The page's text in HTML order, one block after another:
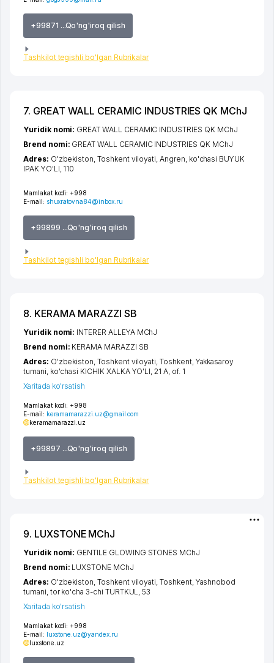
+99871 ...Qo'ng'iroq qilish
Tashkilot tegishli bo'lgan Rubrikalar
7. GREAT WALL CERAMIC INDUSTRIES QK MChJ
Mamlakat kodi: +998
E-mail: shuxratovna84@inbox.ru
+99899 ...Qo'ng'iroq qilish
Tashkilot tegishli bo'lgan Rubrikalar
Yuridik nomi: GREAT WALL CERAMIC INDUSTRIES QK MChJ
Brend nomi: GREAT WALL CERAMIC INDUSTRIES QK MChJ
Adres: O'zbekiston,Toshkent viloyati,Angren, ko'chasi BUYUK
IPAK YO'LI, 110
8. KERAMA MARAZZI SB
Mamlakat kodi: +998
E-mail: keramamarazzi.uz@gmail.com
keramamarazzi.uz
+99897 ...Qo'ng'iroq qilish
Tashkilot tegishli bo'lgan Rubrikalar
Yuridik nomi: INTERER ALLEYA MChJ
Brend nomi: KERAMA MARAZZI SB
Adres: O'zbekiston,Toshkent viloyati ,Toshkent, Yakkasaroy
tumani ko'chasi KICHIK XALKA YO'LI , 21 A, of. 1
Xaritada ko'rsatish
9. LUXSTONE MChJ
Mamlakat kodi: +998
E-mail: luxstone.uz@yandex.ru
luxstone.uz
Yuridik nomi: GENTILE GLOWING STONES MChJ
Brend nomi: LUXSTONE MChJ
Adres: O'zbekiston,Toshkent viloyati ,Toshkent, Yashnobod
tumani tor ko'cha 3-chi TURTKUL
, 53
Xaritada ko'rsatish